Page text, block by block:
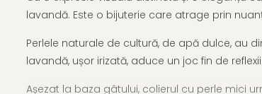
lavandă. Este o bijuterie care atrage prin
Perlele naturale de cultură, de apă dulce, au
lavandă, ușor irizată, aduce un joc fin de
Așezat la baza gâtului, colierul cu perle mici